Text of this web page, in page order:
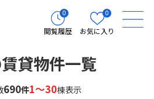
0
閲覧履歴
0
お気に入り
貸物件一覧
690件1～30棟表示